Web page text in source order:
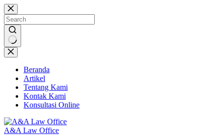
Skip
to
content
No
results
Beranda
Artikel
Tentang Kami
Kontak Kami
Konsultasi Online
A&A Law Office